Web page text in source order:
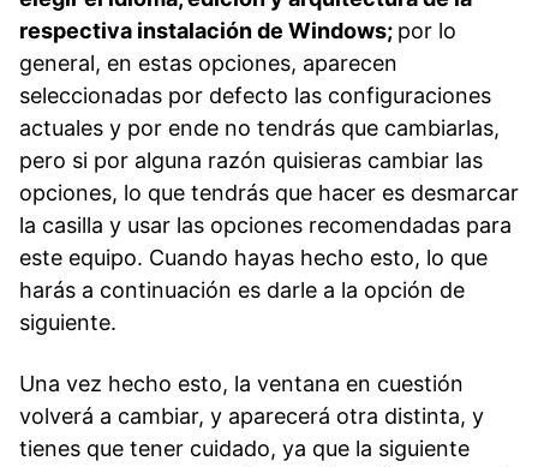
respectiva instalación de Windows; por lo
general, en estas opciones, aparecen
seleccionadas por defecto las configuraciones
actuales y por ende no tendrás que cambiarlas,
pero si por alguna razón quisieras cambiar las
opciones, lo que tendrás que hacer es desmarcar
la casilla y usar las opciones recomendadas para
este equipo. Cuando hayas hecho esto, lo que
harás a continuación es darle a la opción de
siguiente.
Una vez hecho esto, la ventana en cuestión
volverá a cambiar, y aparecerá otra distinta, y
tienes que tener cuidado, ya que la siguiente